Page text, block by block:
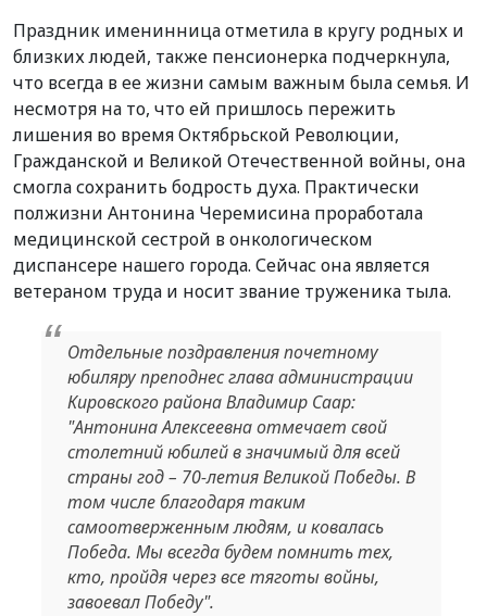
Праздник именинница отметила в кругу родных и
близких людей, также пенсионерка подчеркнула,
что всегда в ее жизни самым важным была семья. И
несмотря на то, что ей пришлось пережить
лишения во время Октябрьской Революции,
Гражданской и Великой Отечественной войны, она
смогла сохранить бодрость духа. Практически
полжизни Антонина Черемисина проработала
медицинской сестрой в онкологическом
диспансере нашего города. Сейчас она является
ветераном труда и носит звание труженика тыла.
Отдельные поздравления почетному
юбиляру преподнес глава администрации
Кировского района Владимир Саар:
"Антонина Алексеевна отмечает свой
столетний юбилей в значимый для всей
страны год – 70-летия Великой Победы. В
том числе благодаря таким
самоотверженным людям, и ковалась
Победа. Мы всегда будем помнить тех,
кто, пройдя через все тяготы войны,
завоевал Победу".